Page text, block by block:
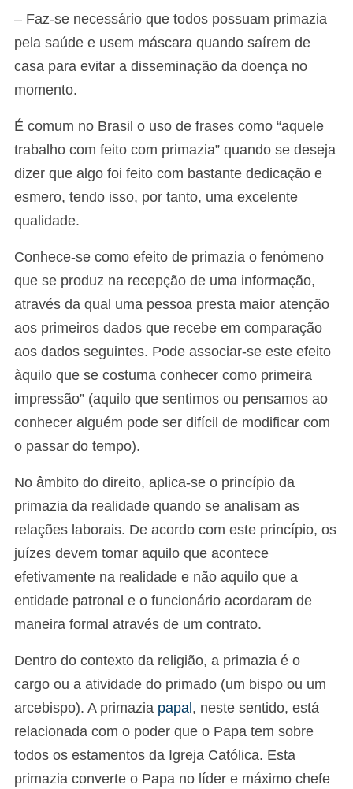
– Faz-se necessário que todos possuam primazia
pela saúde e usem máscara quando saírem de
casa para evitar a disseminação da doença no
momento.
É comum no Brasil o uso de frases como “aquele
trabalho com feito com primazia” quando se deseja
dizer que algo foi feito com bastante dedicação e
esmero, tendo isso, por tanto, uma excelente
qualidade.
Conhece-se como efeito de primazia o fenómeno
que se produz na recepção de uma informação,
através da qual uma pessoa presta maior atenção
aos primeiros dados que recebe em comparação
aos dados seguintes. Pode associar-se este efeito
àquilo que se costuma conhecer como primeira
impressão” (aquilo que sentimos ou pensamos ao
conhecer alguém pode ser difícil de modificar com
o passar do tempo).
No âmbito do direito, aplica-se o princípio da
primazia da realidade quando se analisam as
relações laborais. De acordo com este princípio, os
juízes devem tomar aquilo que acontece
efetivamente na realidade e não aquilo que a
entidade patronal e o funcionário acordaram de
maneira formal através de um contrato.
Dentro do contexto da religião, a primazia é o
cargo ou a atividade do primado (um bispo ou um
arcebispo). A primazia papal , neste sentido, está
relacionada com o poder que o Papa tem sobre
todos os estamentos da Igreja Católica. Esta
primazia converte o Papa no líder e máximo chefe